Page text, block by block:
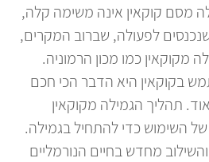
מסם קוקאין אינה משימה קלה,
לפעולה, שברוב המקרים,
מקוקאין כמו מכון הרמוניה.
בקוקאין היא הדבר הכי חכם
תהליך הגמילה מקוקאין
השימוש כדי להתחיל בגמילה.
מחדש בחיים הנורמליים